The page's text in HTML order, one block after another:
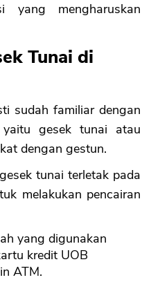
yang mengharuskan
Tunai di
sudah familiar dengan
gesek tunai atau
dengan gestun.
tunai terletak pada
melakukan pencairan
yang digunakan
kredit UOB
ATM.